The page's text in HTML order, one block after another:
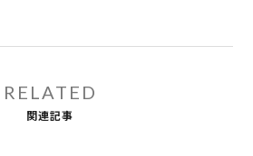
RELATED
関連記事